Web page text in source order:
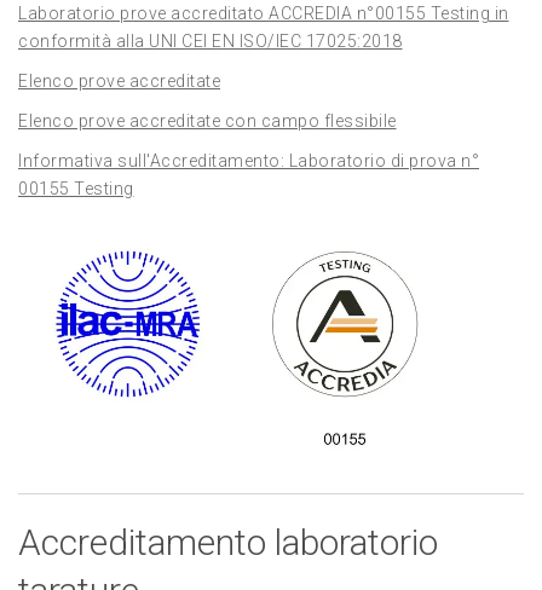
Laboratorio prove accreditato ACCREDIA n°00155 Testing in
conformità alla UNI CEI EN ISO/IEC 17025:2018
Elenco prove accreditate
Elenco prove accreditate con campo flessibile
Informativa sull'Accreditamento: Laboratorio di prova n°
00155 Testing
Accreditamento laboratorio